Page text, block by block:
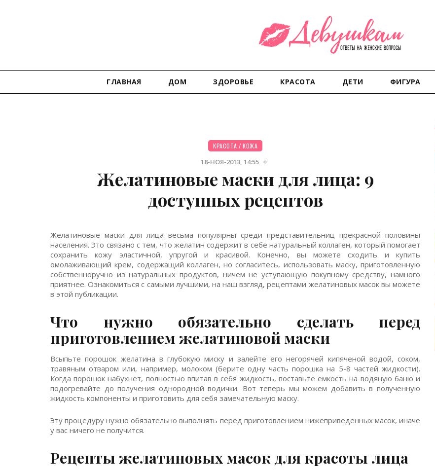
ГЛАВНАЯ ДОМ ЗДОРОВЬЕ КРАСОТА ДЕТИ ФИГУРА
КРАСОТА / КОЖА
18-НОЯ-2013, 14:55
Желатиновые маски для лица: 9
доступных рецептов
Желатиновые маски для лица весьма популярны среди представительниц прекрасной половины
населения. Это связано с тем, что желатин содержит в себе натуральный коллаген, который помогает
сохранить кожу эластичной, упругой и красивой. Конечно, вы можете сходить и купить
омолаживающий крем, содержащий коллаген, но согласитесь, использовать маску, приготовленную
собственноручно из натуральных продуктов, ничем не уступающую покупному средству, намного
приятнее. Ознакомиться с самыми лучшими, на наш взгляд, рецептами желатиновых масок вы можете
в этой публикации.
Что нужно обязательно сделать перед
приготовлением желатиновой маски
Всыпьте порошок желатина в глубокую миску и залейте его негорячей кипяченой водой, соком,
травяным отваром или, например, молоком (берите одну часть порошка на 5-8 частей жидкости).
Когда порошок набухнет, полностью впитав в себя жидкость, поставьте емкость на водяную баню и
подогревайте до получения однородной водички. Вот теперь мы можем добавить в полученную
жидкость компоненты и приготовить для себя замечательную маску.
Эту процедуру нужно обязательно выполнять перед приготовлением нижеприведенных масок, иначе
у вас ничего не получится.
Рецепты желатиновых масок для красоты лица